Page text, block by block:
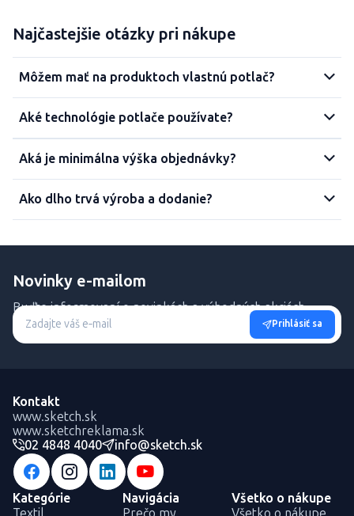
Najčastejšie otázky pri nákupe
Môžem mať na produktoch vlastnú potlač?
Aké technológie potlače používate?
Aká je minimálna výška objednávky?
Ako dlho trvá výroba a dodanie?
Novinky e-mailom
Buďte informovaní o novinkách a výhodných akciách.
Prihlásiť sa
Kontakt
www.sketch.sk
www.sketchreklama.sk
02 4848 4040
info@sketch.sk
Kategórie
Navigácia
Všetko o nákupe